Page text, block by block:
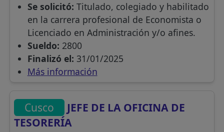
Se solicitó: Titulado, colegiado y habilitado
en la carrera profesional de Economista o
Licenciado en Administración y/o afines.
Sueldo: 2800
Finalizó el: 31/01/2025
Más información
Cusco
JEFE DE LA OFICINA DE
TESORERÍA